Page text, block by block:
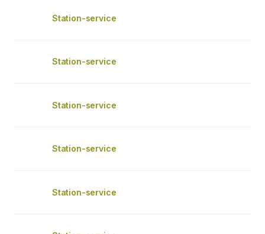
Station-service
Station-service
Station-service
Station-service
Station-service